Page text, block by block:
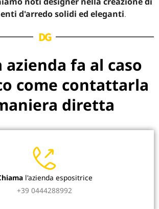
d'arredo solidi ed eleganti.
DG
azienda fa al caso
come contattarla
diretta
l'azienda espositrice
+39 0444288992